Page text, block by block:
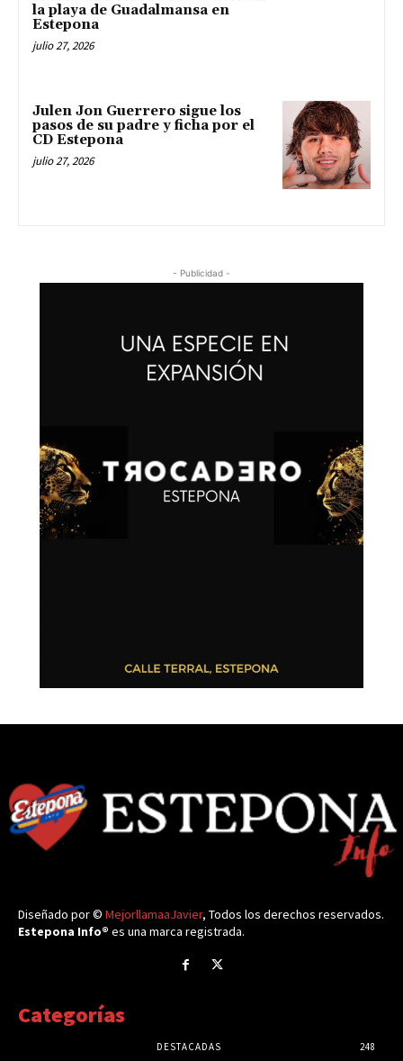
la playa de Guadalmansa en
Estepona
julio 27, 2026
Julen Jon Guerrero sigue los
pasos de su padre y ficha por el
CD Estepona
julio 27, 2026
- Publicidad -
Diseñado por © MejorllamaaJavier, Todos los derechos reservados.
Estepona Info® es una marca registrada.
Categorías
DESTACADAS 248